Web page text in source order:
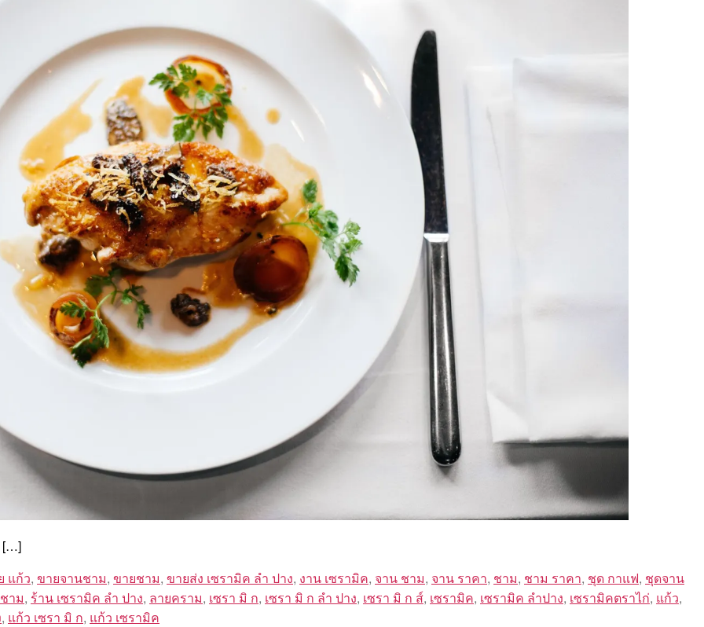
[…]
แก้ว, ขายจานชาม, ขายชาม, ขายส่ง เซรามิค ลํา ปาง, งาน เซรามิค, จาน ชาม, จาน ราคา, ชาม, ชาม ราคา, ชุด กาแฟ, ชุดจาน
าม, ร้าน เซรามิค ลํา ปาง, ลายคราม, เซรา มิ ก, เซรา มิ ก ลํา ปาง, เซรา มิ ก ส์, เซรามิค, เซรามิค ลำปาง, เซรามิคตราไก่, แก้ว,
, แก้ว เซรา มิ ก, แก้ว เซรามิค